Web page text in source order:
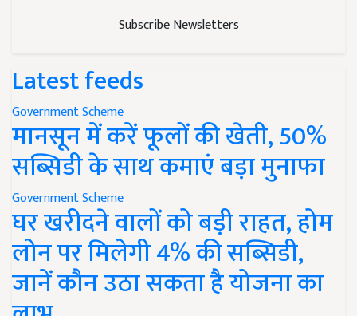
Subscribe Newsletters
Latest feeds
Government Scheme
मानसून में करें फूलों की खेती, 50%
सब्सिडी के साथ कमाएं बड़ा मुनाफा
Government Scheme
घर खरीदने वालों को बड़ी राहत, होम
लोन पर मिलेगी 4% की सब्सिडी,
जानें कौन उठा सकता है योजना का